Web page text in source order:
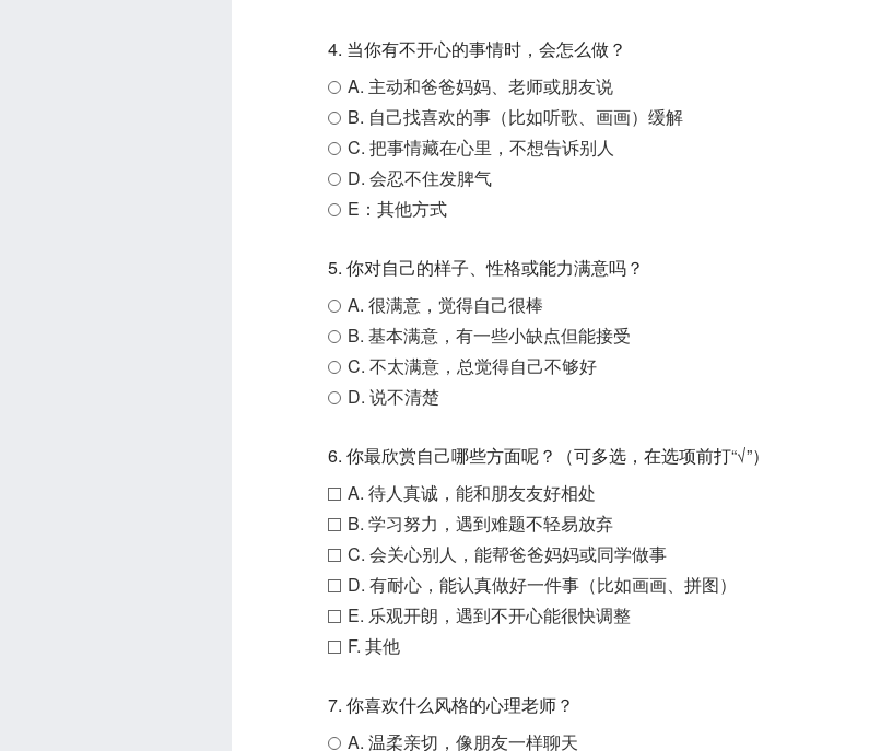
4. 当你有不开心的事情时，会怎么做？
A. 主动和爸爸妈妈、老师或朋友说
B. 自己找喜欢的事（比如听歌、画画）缓解
C. 把事情藏在心里，不想告诉别人
D. 会忍不住发脾气
E：其他方式
5. 你对自己的样子、性格或能力满意吗？
A. 很满意，觉得自己很棒
B. 基本满意，有一些小缺点但能接受
C. 不太满意，总觉得自己不够好
D. 说不清楚
6. 你最欣赏自己哪些方面呢？（可多选，在选项前打“√”）
A. 待人真诚，能和朋友友好相处
B. 学习努力，遇到难题不轻易放弃
C. 会关心别人，能帮爸爸妈妈或同学做事
D. 有耐心，能认真做好一件事（比如画画、拼图）
E. 乐观开朗，遇到不开心能很快调整
F. 其他
7. 你喜欢什么风格的心理老师？
A. 温柔亲切，像朋友一样聊天